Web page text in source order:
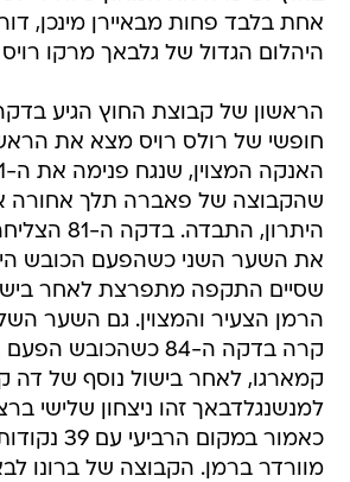
אחת בלבד פחות מבאיירן מינכן,
היהלום הגדול של גלבאך מרקו
חופשי של רולס רויס מצא את
שהקבוצה של פאברה תלך אחורה
היתרון,
את השער השני כשהפעם הכובש
שסיים התקפה מתפרצת לאחר
הרמן הצעיר והמצוין. גם השער
קרה בדקה ה-84 כשהכובש
קמארגו, לאחר בישול נוסף של דה
למנשנגלדבאך זהו ניצחון שלישי
כאמור במקום
מוורדר ברמן. הקבוצה של ברונו